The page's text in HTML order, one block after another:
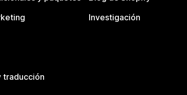
traducción
Investigación